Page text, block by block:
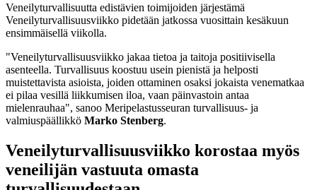
Veneilyturvallisuutta edistävien toimijoiden järjestämä
Veneilyturvallisuusviikko pidetään jatkossa vuosittain kesäkuun
ensimmäisellä viikolla.
"Veneilyturvallisuusviikko jakaa tietoa ja taitoja positiivisella
asenteella. Turvallisuus koostuu usein pienistä ja helposti
muistettavista asioista, joiden ottaminen osaksi jokaista venematkaa
ei pilaa vesillä liikkumisen iloa, vaan päinvastoin antaa
mielenrauhaa", sanoo Meripelastusseuran turvallisuus- ja
valmiuspäällikkö Marko Stenberg.
Veneilyturvallisuusviikko korostaa myös
veneilijän vastuuta omasta